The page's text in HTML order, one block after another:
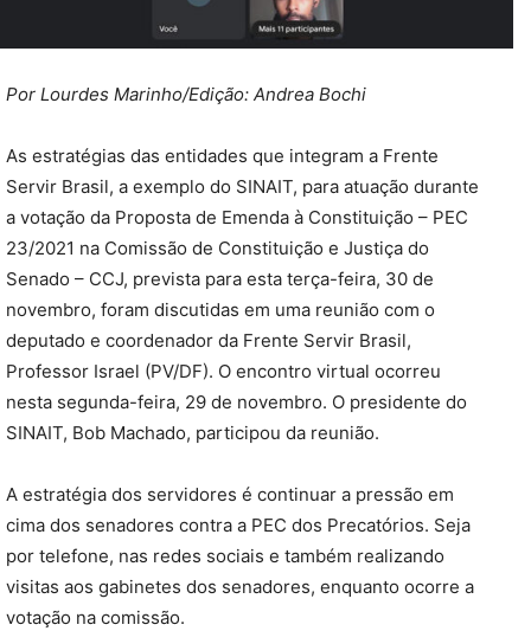
Por Lourdes Marinho/Edição: Andrea Bochi
As estratégias das entidades que integram a Frente
Servir Brasil, a exemplo do SINAIT, para atuação durante
a votação da Proposta de Emenda à Constituição – PEC
23/2021 na Comissão de Constituição e Justiça do
Senado – CCJ, prevista para esta terça-feira, 30 de
novembro, foram discutidas em uma reunião com o
deputado e coordenador da Frente Servir Brasil,
Professor Israel (PV/DF). O encontro virtual ocorreu
nesta segunda-feira, 29 de novembro. O presidente do
SINAIT, Bob Machado, participou da reunião.
A estratégia dos servidores é continuar a pressão em
cima dos senadores contra a PEC dos Precatórios. Seja
por telefone, nas redes sociais e também realizando
visitas aos gabinetes dos senadores, enquanto ocorre a
votação na comissão.